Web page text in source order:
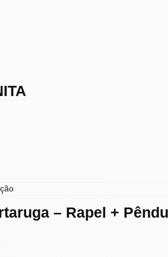
– Rapel +